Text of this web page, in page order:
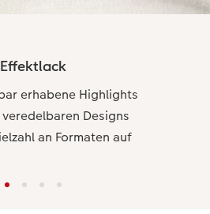
Effektlack
erhabene Highlights
Designs
an Formaten auf